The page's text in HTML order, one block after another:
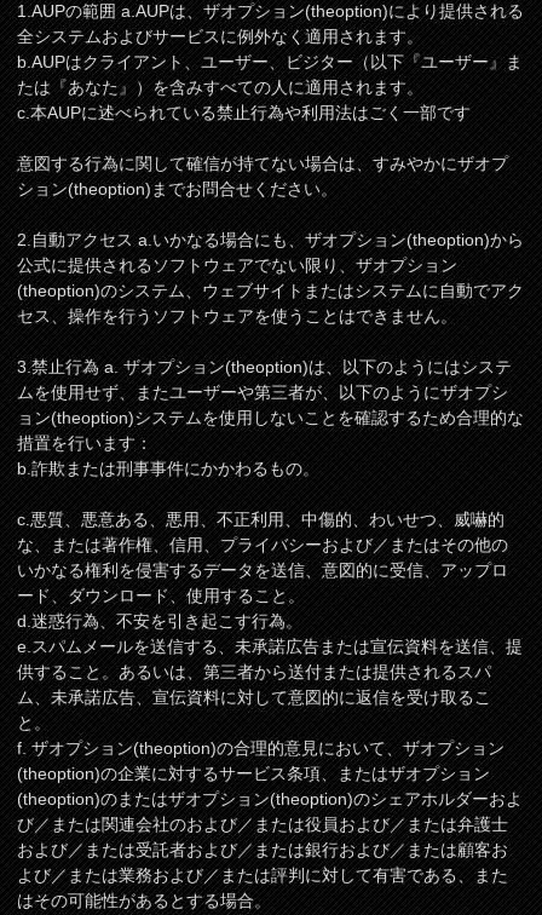
1.AUPの範囲 a.AUPは、ザオプション(theoption)により提供される
全システムおよびサービスに例外なく適用されます。
b.AUPはクライアント、ユーザー、ビジター（以下『ユーザー』ま
たは『あなた』）を含みすべての人に適用されます。
c.本AUPに述べられている禁止行為や利用法はごく一部です
意図する行為に関して確信が持てない場合は、すみやかにザオプ
ション(theoption)までお問合せください。
2.自動アクセス a.いかなる場合にも、ザオプション(theoption)から
公式に提供されるソフトウェアでない限り、ザオプション
(theoption)のシステム、ウェブサイトまたはシステムに自動でアク
セス、操作を行うソフトウェアを使うことはできません。
3.禁止行為 a. ザオプション(theoption)は、以下のようにはシステ
ムを使用せず、またユーザーや第三者が、以下のようにザオプシ
ョン(theoption)システムを使用しないことを確認するため合理的な
措置を行います：
b.詐欺または刑事事件にかかわるもの。
c.悪質、悪意ある、悪用、不正利用、中傷的、わいせつ、威嚇的
な、または著作権、信用、プライバシーおよび／またはその他の
いかなる権利を侵害するデータを送信、意図的に受信、アップロ
ード、ダウンロード、使用すること。
d.迷惑行為、不安を引き起こす行為。
e.スパムメールを送信する、未承諾広告または宣伝資料を送信、提
供すること。あるいは、第三者から送付または提供されるスパ
ム、未承諾広告、宣伝資料に対して意図的に返信を受け取るこ
と。
f. ザオプション(theoption)の合理的意見において、ザオプション
(theoption)の企業に対するサービス条項、またはザオプション
(theoption)のまたはザオプション(theoption)のシェアホルダーおよ
び／または関連会社のおよび／または役員および／または弁護士
および／または受託者および／または銀行および／または顧客お
よび／または業務および／または評判に対して有害である、また
はその可能性があるとする場合。